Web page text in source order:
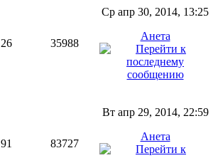
26 35988
Ср апр 30, 2014, 13:25
Анета
91 83727
Вт апр 29, 2014, 22:59
Анета